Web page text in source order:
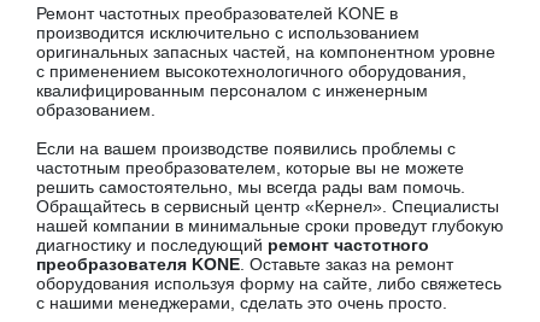
Ремонт частотных преобразователей KONE в
производится исключительно с использованием
оригинальных запасных частей, на компонентном уровне
с применением высокотехнологичного оборудования,
квалифицированным персоналом с инженерным
образованием.
Если на вашем производстве появились проблемы с
частотным преобразователем, которые вы не можете
решить самостоятельно, мы всегда рады вам помочь.
Обращайтесь в сервисный центр «Кернел». Специалисты
нашей компании в минимальные сроки проведут глубокую
диагностику и последующий ремонт частотного
преобразователя KONE . Оставьте заказ на ремонт
оборудования используя форму на сайте, либо свяжетесь
с нашими менеджерами, сделать это очень просто.